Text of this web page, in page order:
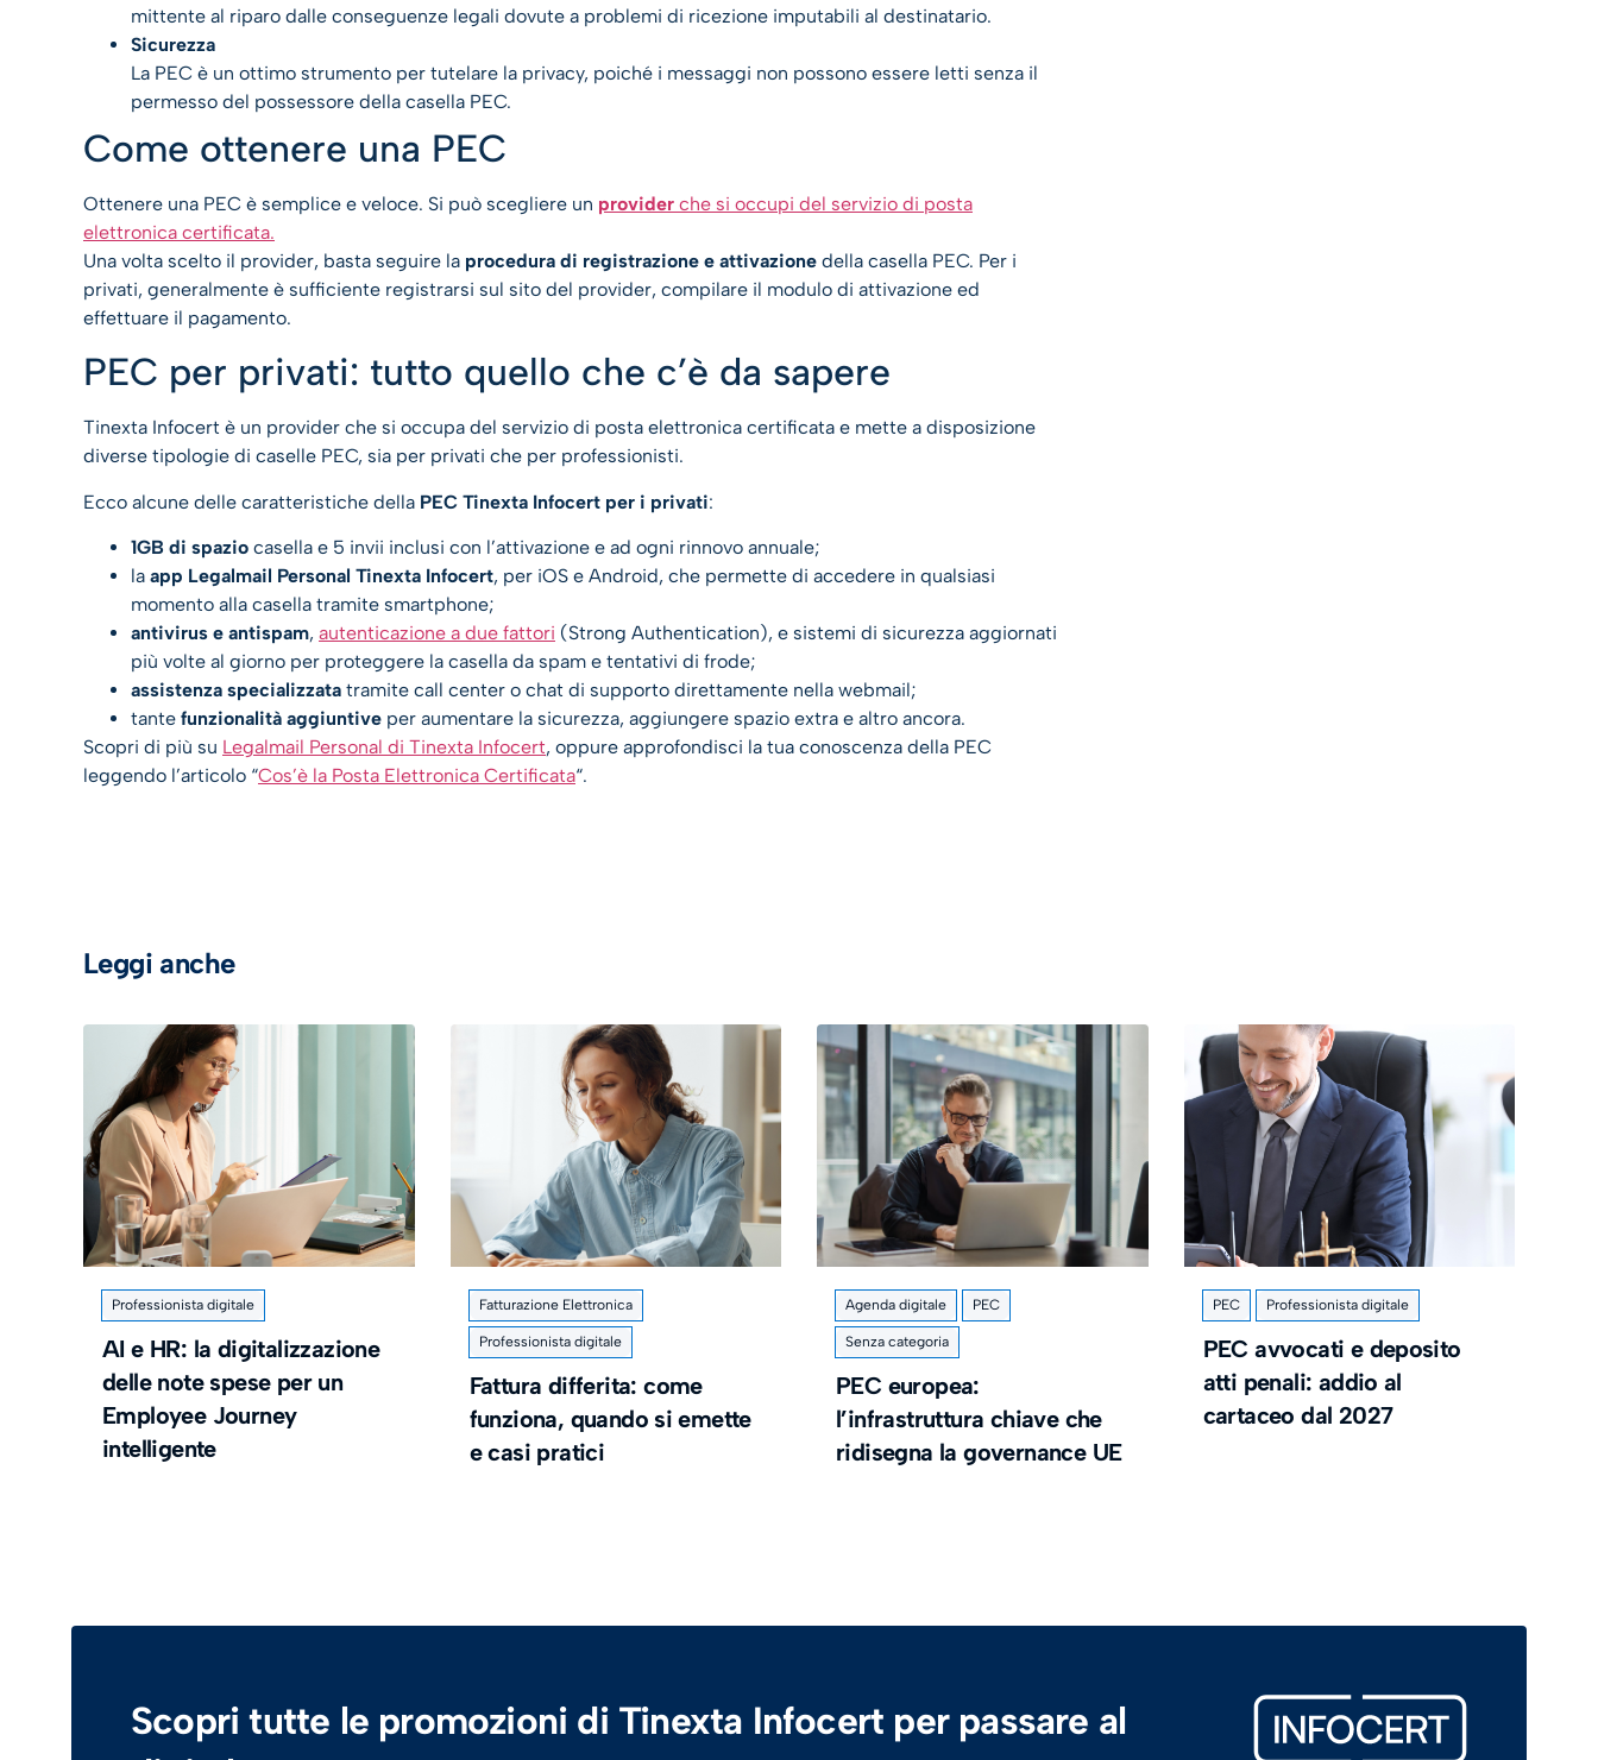
mittente al riparo dalle conseguenze legali dovute a problemi di ricezione imputabili al destinatario.
Sicurezza
La PEC è un ottimo strumento per tutelare la privacy, poiché i messaggi non possono essere letti senza il
permesso del possessore della casella PEC.
Come ottenere una PEC
Ottenere una PEC è semplice e veloce. Si può scegliere un provider che si occupi del servizio di posta
elettronica certificata.
Una volta scelto il provider, basta seguire la procedura di registrazione e attivazione della casella PEC. Per i
privati, generalmente è sufficiente registrarsi sul sito del provider, compilare il modulo di attivazione ed
effettuare il pagamento.
PEC per privati: tutto quello che c’è da sapere
Tinexta Infocert è un provider che si occupa del servizio di posta elettronica certificata e mette a disposizione
diverse tipologie di caselle PEC, sia per privati che per professionisti.
Ecco alcune delle caratteristiche della PEC Tinexta Infocert per i privati:
1GB di spazio casella e 5 invii inclusi con l’attivazione e ad ogni rinnovo annuale;
la app Legalmail Personal Tinexta Infocert, per iOS e Android, che permette di accedere in qualsiasi
momento alla casella tramite smartphone;
antivirus e antispam, autenticazione a due fattori (Strong Authentication), e sistemi di sicurezza aggiornati
più volte al giorno per proteggere la casella da spam e tentativi di frode;
assistenza specializzata tramite call center o chat di supporto direttamente nella webmail;
tante funzionalità aggiuntive per aumentare la sicurezza, aggiungere spazio extra e altro ancora.
Scopri di più su Legalmail Personal di Tinexta Infocert, oppure approfondisci la tua conoscenza della PEC
leggendo l’articolo “Cos’è la Posta Elettronica Certificata“.
Leggi anche
Professionista digitale
AI e HR: la digitalizzazione
delle note spese per un
Employee Journey
intelligente
Fatturazione Elettronica
Professionista digitale
Fattura differita: come
funziona, quando si emette
e casi pratici
Agenda digitale PEC
Senza categoria
PEC europea:
l’infrastruttura chiave che
ridisegna la governance UE
PEC Professionista digitale
PEC avvocati e deposito
atti penali: addio al
cartaceo dal 2027
Scopri tutte le promozioni di Tinexta Infocert per passare al